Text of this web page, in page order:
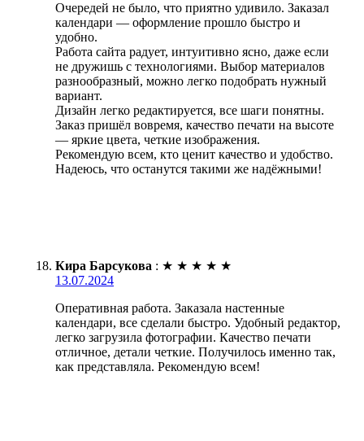
Очередей не было, что приятно удивило. Заказал
календари — оформление прошло быстро и
удобно.
Работа сайта радует, интуитивно ясно, даже если
не дружишь с технологиями. Выбор материалов
разнообразный, можно легко подобрать нужный
вариант.
Дизайн легко редактируется, все шаги понятны.
Заказ пришёл вовремя, качество печати на высоте
— яркие цвета, четкие изображения.
Рекомендую всем, кто ценит качество и удобство.
Надеюсь, что останутся такими же надёжными!
Кира Барсукова : ★ ★ ★ ★ ★
13.07.2024
Оперативная работа. Заказала настенные
календари, все сделали быстро. Удобный редактор,
легко загрузила фотографии. Качество печати
отличное, детали четкие. Получилось именно так,
как представляла. Рекомендую всем!